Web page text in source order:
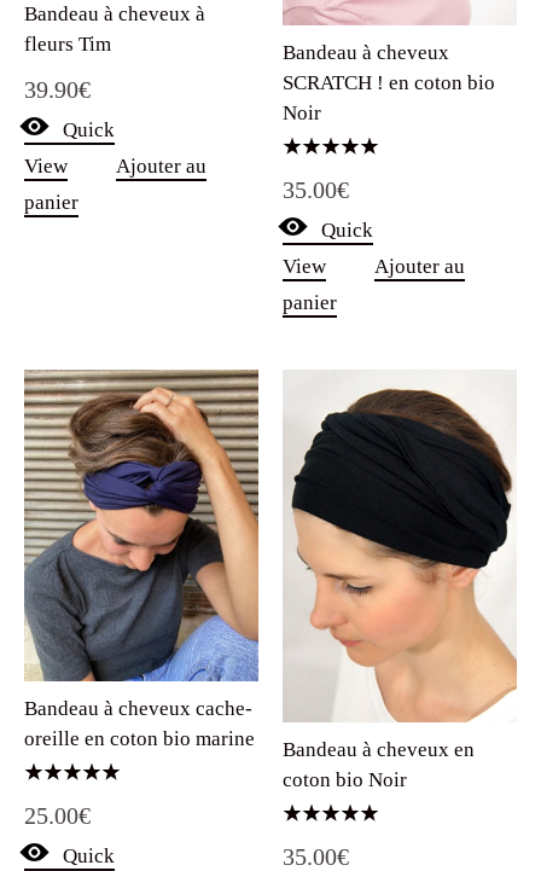
Bandeau à cheveux à
fleurs Tim
39.90€
Quick
View
Ajouter au
panier
Bandeau à cheveux
SCRATCH ! en coton bio
Noir
5.00
sur 5
35.00€
Quick
View
Ajouter au
panier
Bandeau à cheveux cache-
oreille en coton bio marine
5.00
25.00€
Quick
Bandeau à cheveux en
coton bio Noir
5.00
35.00€